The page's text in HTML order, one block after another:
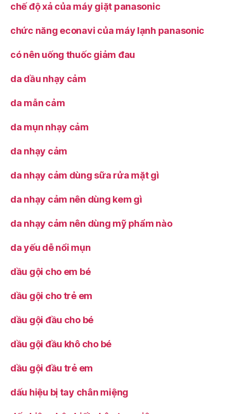
chế độ xả của máy giặt panasonic
chức năng econavi của máy lạnh panasonic
có nên uống thuốc giảm đau
da dầu nhạy cảm
da mẫn cảm
da mụn nhạy cảm
da nhạy cảm
da nhạy cảm dùng sữa rửa mặt gì
da nhạy cảm nên dùng kem gì
da nhạy cảm nên dùng mỹ phẩm nào
da yếu dễ nổi mụn
dầu gội cho em bé
dầu gội cho trẻ em
dầu gội đầu cho bé
dầu gội đầu khô cho bé
dầu gội đầu trẻ em
dấu hiệu bị tay chân miệng